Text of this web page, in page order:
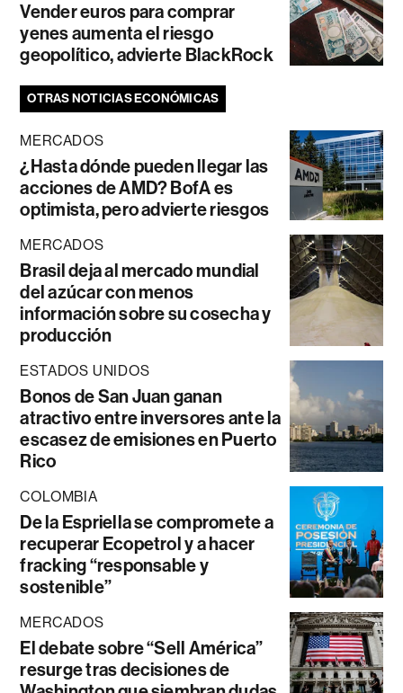
Vender euros para comprar
yenes aumenta el riesgo
geopolítico, advierte BlackRock
OTRAS NOTICIAS ECONÓMICAS
MERCADOS
¿Hasta dónde pueden llegar las
acciones de AMD? BofA es
optimista, pero advierte riesgos
MERCADOS
Brasil deja al mercado mundial
del azúcar con menos
información sobre su cosecha y
producción
ESTADOS UNIDOS
Bonos de San Juan ganan
atractivo entre inversores ante la
escasez de emisiones en Puerto
Rico
COLOMBIA
De la Espriella se compromete a
recuperar Ecopetrol y a hacer
fracking “responsable y
sostenible”
MERCADOS
El debate sobre “Sell América”
resurge tras decisiones de